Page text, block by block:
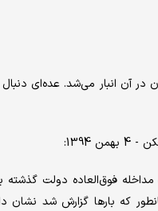
آن انبار می‌شد. عده‌ای دنبال
فوق‌العاده دولت گذشته
که بارها گزارش شد